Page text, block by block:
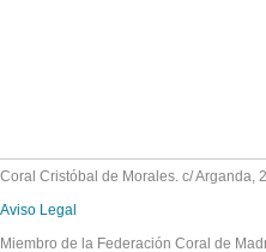
Coral Cristóbal de Morales. c/ Arganda,
Aviso Legal
Miembro de la Federación Coral de